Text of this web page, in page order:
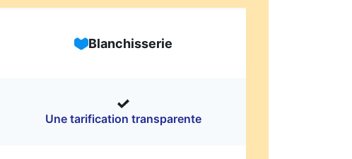
Blanchisserie
Une tarification transparente